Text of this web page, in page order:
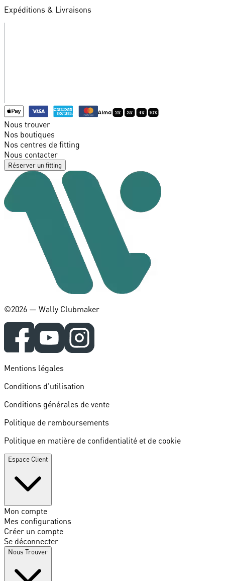
Expéditions & Livraisons
Nous trouver
Nos boutiques
Nos centres de fitting
Nous contacter
Réserver un fitting
©️2026 — Wally Clubmaker
Mentions légales
Conditions d'utilisation
Conditions générales de vente
Politique de remboursements
Politique en matière de confidentialité et de cookie
Espace Client
Mon compte
Mes configurations
Créer un compte
Se déconnecter
Nous Trouver